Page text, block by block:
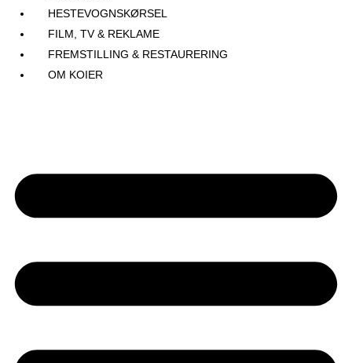
HESTEVOGNSKØRSEL
FILM, TV & REKLAME
FREMSTILLING & RESTAURERING​
OM KOIER